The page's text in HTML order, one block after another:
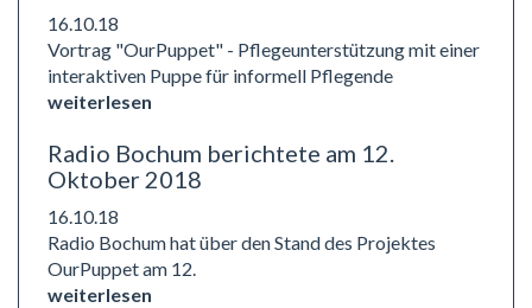
16.10.18
Vortrag "OurPuppet" - Pflegeunterstützung mit einer
interaktiven Puppe für informell Pflegende
weiterlesen
Radio Bochum berichtete am 12.
Oktober 2018
16.10.18
Radio Bochum hat über den Stand des Projektes
OurPuppet am 12.
weiterlesen